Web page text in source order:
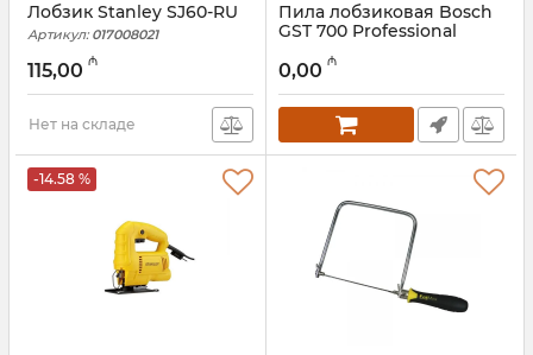
Лобзик Stanley SJ60-RU
Артикул: 017008021
115,00 ₼
Нет на складе
Пила лобзиковая Bosch
GST 700 Professional
Артикул:
0,00 ₼
-14.58 %